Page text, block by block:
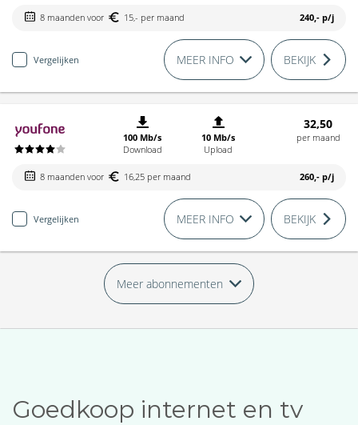
8 maanden voor 15,- per maand 240,- p/j
Vergelijken MEER INFO BEKIJK
100 Mb/s
Download
10 Mb/s
Upload
32,50
per maand
8 maanden voor 16,25 per maand 260,- p/j
Vergelijken MEER INFO BEKIJK
Meer abonnementen
Goedkoop internet en tv